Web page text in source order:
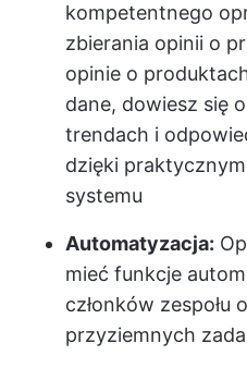
kompetentnego
zbierania opinii o
opinie o
dane, dowiesz się
trendach i
dzięki
systemu
Automatyzacja:
mieć funkcje
członków zespołu
przyziemnych